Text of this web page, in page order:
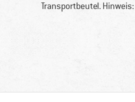
Transportbeutel.